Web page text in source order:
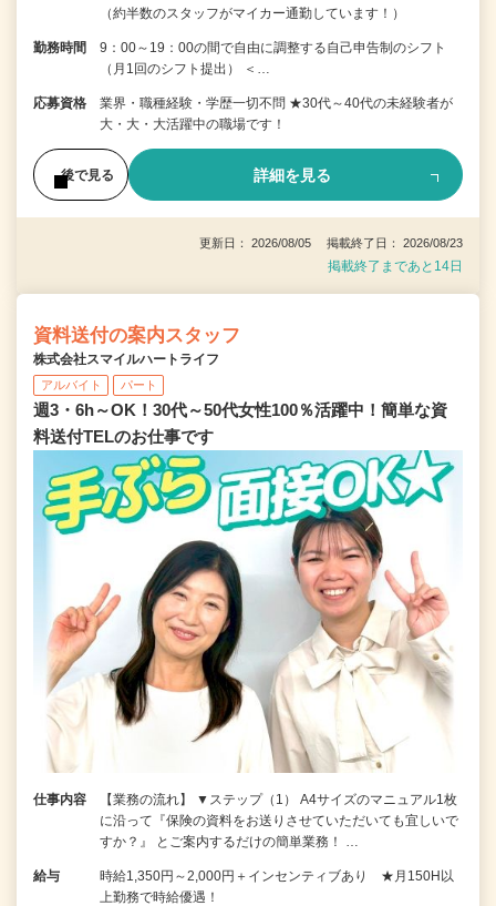
（約半数のスタッフがマイカー通勤しています！）
勤務時間
9：00～19：00の間で自由に調整する自己申告制のシフト
（月1回のシフト提出） ＜…
応募資格
業界・職種経験・学歴一切不問 ★30代～40代の未経験者が
大・大・大活躍中の職場です！
後で見る 詳細を見る
更新日： 2026/08/05 掲載終了日： 2026/08/23
掲載終了まであと14日
資料送付の案内スタッフ
株式会社スマイルハートライフ
アルバイト パート
週3・6h～OK！30代～50代女性100％活躍中！簡単な資
料送付TELのお仕事です
仕事内容
【業務の流れ】 ▼ステップ（1） A4サイズのマニュアル1枚
に沿って『保険の資料をお送りさせていただいても宜しいで
すか？』 とご案内するだけの簡単業務！ …
給与
時給1,350円～2,000円＋インセンティブあり ★月150H以
上勤務で時給優遇！